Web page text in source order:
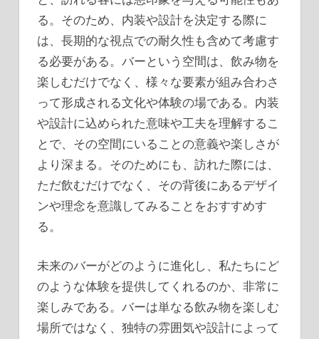
る。そのため、内装や設計を決定する際に
は、長期的な視点での耐久性も含めて考慮す
る必要がある。バーという空間は、飲み物を
楽しむだけでなく、様々な要素が組み合わさ
って形成される文化や体験の場である。内装
や設計に込められた意味や工夫を理解するこ
とで、その空間にいることの意義や楽しさが
より深まる。そのためにも、訪れた際には、
ただ飲むだけでなく、その背後にあるデザイ
ンや理念を意識してみることをおすすめす
る。
未来のバーがどのように進化し、私たちにど
のような体験を提供してくれるのか、非常に
楽しみである。バーは単なる飲み物を楽しむ
場所ではなく、独特の雰囲気や設計によって